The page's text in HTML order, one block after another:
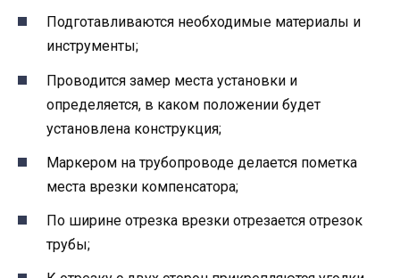
Подготавливаются необходимые материалы и
инструменты;
Проводится замер места установки и
определяется, в каком положении будет
установлена конструкция;
Маркером на трубопроводе делается пометка
места врезки компенсатора;
По ширине отрезка врезки отрезается отрезок
трубы;